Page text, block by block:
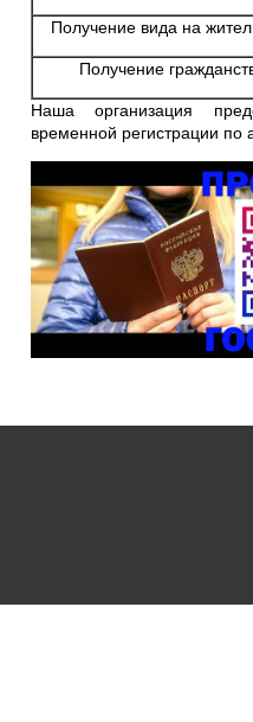
Получение вида на
Получение
Наша организация
временной регистрации по